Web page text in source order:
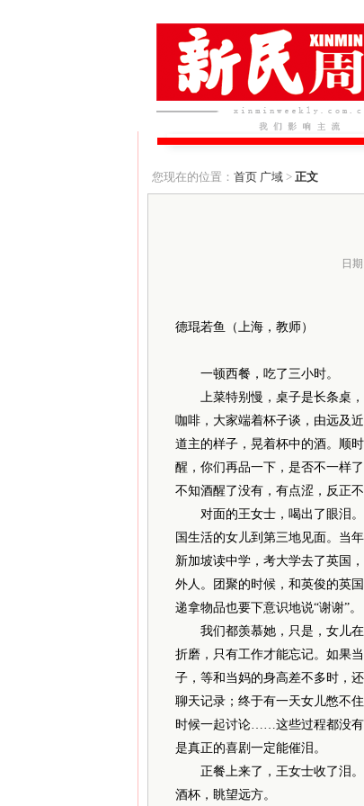
您现在的位置： 首页 广域> 正文
日
德琨若鱼（上海，教师）
一顿西餐，吃了三小时。
上菜特别慢，桌子是长条桌，
咖啡，大家端着杯子谈，由远及
道主的样子，晃着杯中的酒。顺
醒，你们再品一下，是否不一样
不知酒醒了没有，有点涩，反正
对面的王女士，喝出了眼泪。
国生活的女儿到第三地见面。当
新加坡读中学，考大学去了英国
外人。团聚的时候，和英俊的英
递拿物品也要下意识地说“谢谢”。
我们都羡慕她，只是，女儿在
折磨，只有工作才能忘记。如果
子，等和当妈的身高差不多时，
聊天记录；终于有一天女儿憋不
时候一起讨论……这些过程都没有
是真正的喜剧一定能催泪。
正餐上来了，王女士收了泪。
酒杯，眺望远方。